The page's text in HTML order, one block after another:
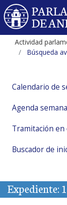
Actividad
Búsqueda
Calendario de
Agenda
Tramitación en
Buscador de
Expediente: